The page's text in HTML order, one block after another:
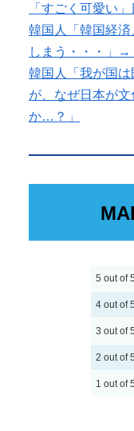
「すごく可愛い
韓国人「韓国経
しまう・・・」→
韓国人「我が国
が、なぜ日本が
か…？」
5 out of
4 out of
3 out of
2 out of
1 out of